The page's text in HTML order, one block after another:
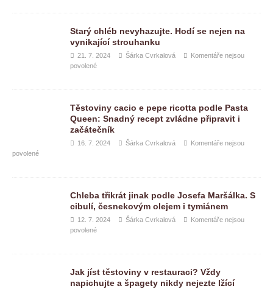
Starý chléb nevyhazujte. Hodí se nejen na
vynikající strouhanku
21. 7. 2024 Šárka Cvrkalová
Komentáře nejsou
povolené
Těstoviny cacio e pepe ricotta podle Pasta
Queen: Snadný recept zvládne připravit i
začátečník
16. 7. 2024 Šárka Cvrkalová
Komentáře nejsou
povolené
Chleba třikrát jinak podle Josefa Maršálka. S
cibulí, česnekovým olejem i tymiánem
12. 7. 2024 Šárka Cvrkalová
Komentáře nejsou
povolené
Jak jíst těstoviny v restauraci? Vždy
napichujte a špagety nikdy nejezte lžící